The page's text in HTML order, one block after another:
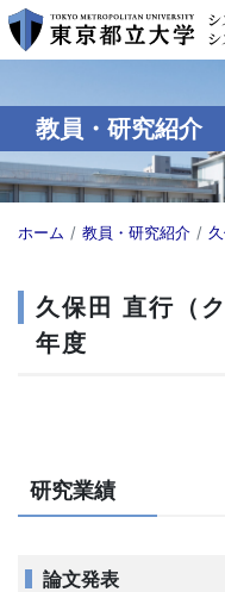
教員・研究紹介
ホーム 教員・研究紹介
久保田 直行（
年度
研究業績
論文発表